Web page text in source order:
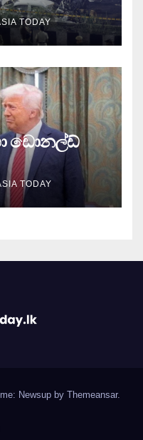
TODAY
ඩොනල්ඩ්
TODAY
Newsup by Themeansar.